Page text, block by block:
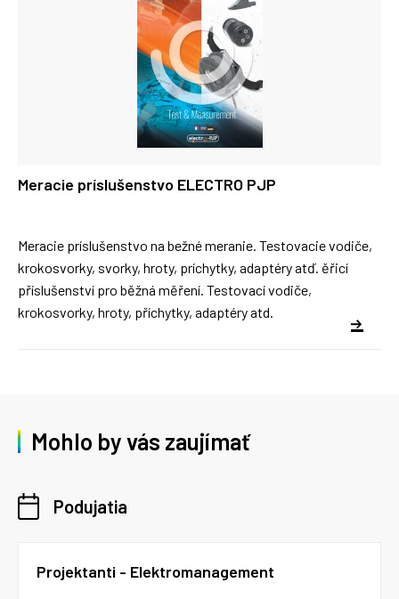
Meracie príslušenstvo ELECTRO PJP
Meracie príslušenstvo na bežné meranie. Testovacie vodiče,
krokosvorky, svorky, hroty, príchytky, adaptéry atď. ěřicí
příslušenství pro běžná měření. Testovací vodiče,
krokosvorky, hroty, příchytky, adaptéry atd.
Mohlo by vás zaujímať
Podujatia
Projektanti - Elektromanagement